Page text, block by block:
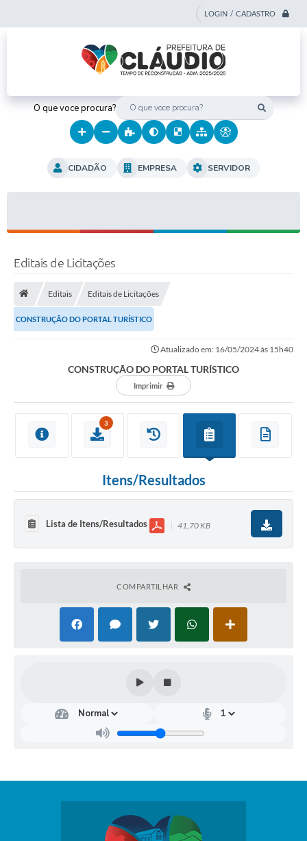
LOGIN / CADASTRO
O que voce procura?
CIDADÃO EMPRESA SERVIDOR
Editais de Licitações
Editais Editais de Licitações
CONSTRUÇÃO DO PORTAL TURÍSTICO
Atualizado em: 16/05/2024 às 15h40
CONSTRUÇÃO DO PORTAL TURÍSTICO
Imprimir
3
Itens/Resultados
Lista de Itens/Resultados 41,70 KB
COMPARTILHAR